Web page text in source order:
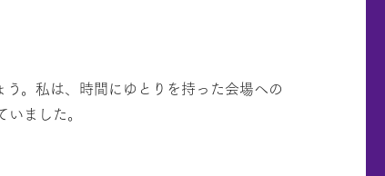
。私は、時間にゆとりを持った会場への
ました。